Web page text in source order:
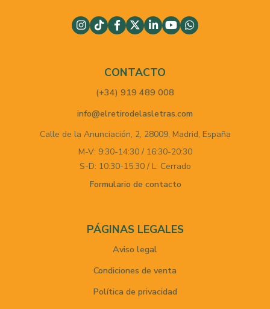
CONTACTO
(+34) 919 489 008
info@elretirodelasletras.com
Calle de la Anunciación, 2, 28009, Madrid, España
M-V: 9:30-14:30 / 16:30-20:30
S-D: 10:30-15:30 / L: Cerrado
Formulario de contacto
PÁGINAS LEGALES
Aviso legal
Condiciones de venta
Política de privacidad